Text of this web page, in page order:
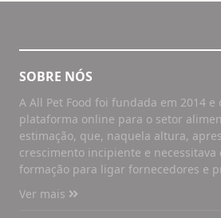
SOBRE NÓS
A All Pet Food foi fundada em 2014
plataforma online para o setor
estimação, que, naquela altura,
crescimento incipiente e necessitava
formação para ligar fornecedores e
Ver mais